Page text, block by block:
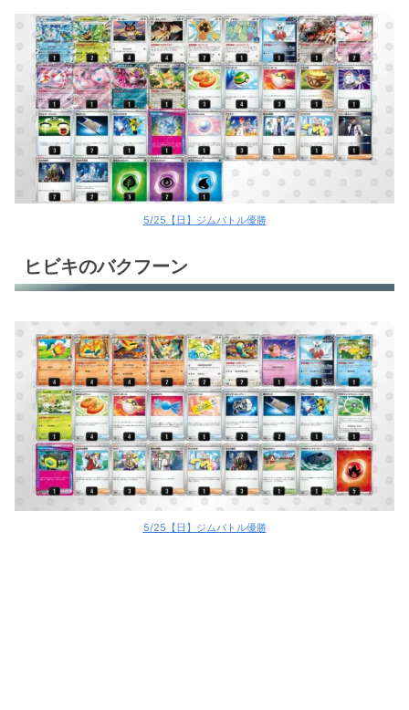
5/25【日】ジムバトル優勝
ヒビキのバクフーン
5/25【日】ジムバトル優勝